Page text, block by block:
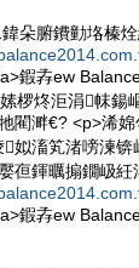
朵腑鐨勭垎榛
鍜孨ew
椤炵洰涓帓鍚
閵溿€? <p>浠
姒滀笂渚嗙湅
亱鍕曞搧鐗岋
鍜孨ew